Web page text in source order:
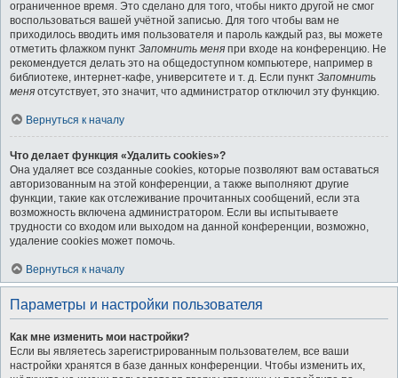
ограниченное время. Это сделано для того, чтобы никто другой не смог
воспользоваться вашей учётной записью. Для того чтобы вам не
приходилось вводить имя пользователя и пароль каждый раз, вы можете
отметить флажком пункт Запомнить меня при входе на конференцию. Не
рекомендуется делать это на общедоступном компьютере, например в
библиотеке, интернет-кафе, университете и т. д. Если пункт Запомнить
меня отсутствует, это значит, что администратор отключил эту функцию.
Вернуться к началу
Что делает функция «Удалить cookies»?
Она удаляет все созданные cookies, которые позволяют вам оставаться
авторизованным на этой конференции, а также выполняют другие
функции, такие как отслеживание прочитанных сообщений, если эта
возможность включена администратором. Если вы испытываете
трудности со входом или выходом на данной конференции, возможно,
удаление cookies может помочь.
Вернуться к началу
Параметры и настройки пользователя
Как мне изменить мои настройки?
Если вы являетесь зарегистрированным пользователем, все ваши
настройки хранятся в базе данных конференции. Чтобы изменить их,